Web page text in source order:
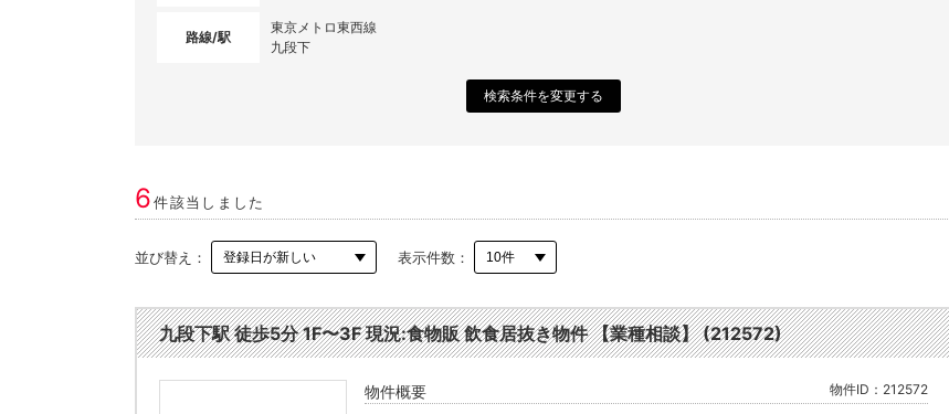
路線/駅
東京メトロ東西線
九段下
検索条件を変更する
6件該当しました
並び替え： 表示件数：
九段下駅 徒歩5分 1F〜3F 現況:食物販 飲食居抜き物件 【業種相談】 (212572)
物件概要 物件ID：212572